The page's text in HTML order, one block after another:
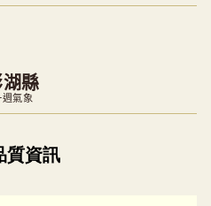
縣
週氣象
視覺預覽，完整即時空